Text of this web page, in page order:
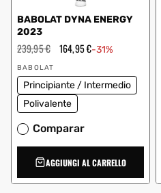
BABOLAT DYNA ENERGY
2023
Prezzo
regolare
239,95 € Prezzo
scontato
164,95 €-31%
Fornitore:
BABOLAT
Principiante / Intermedio
Polivalente
Comparar
AGGIUNGI AL CARRELLO